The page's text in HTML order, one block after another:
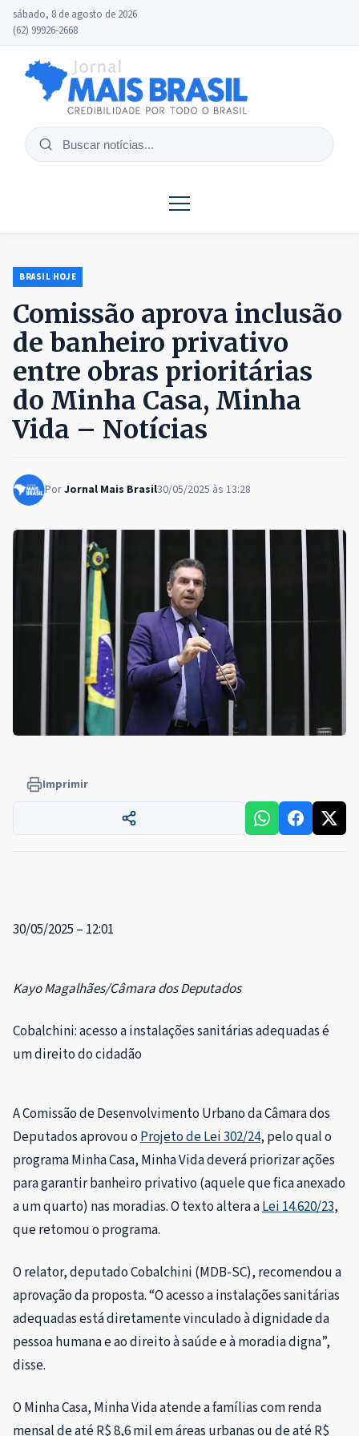
sábado, 8 de agosto de 2026
(62) 99926-2668
Buscar
BRASIL HOJE
Comissão aprova inclusão
de banheiro privativo
entre obras prioritárias
do Minha Casa, Minha
Vida – Notícias
PorJornal Mais Brasil30/05/2025 às 13:28
Imprimir
30/05/2025 – 12:01
Kayo Magalhães/Câmara dos Deputados
Cobalchini: acesso a instalações sanitárias adequadas é
um direito do cidadão
A Comissão de Desenvolvimento Urbano da Câmara dos
Deputados aprovou o Projeto de Lei 302/24, pelo qual o
programa Minha Casa, Minha Vida deverá priorizar ações
para garantir banheiro privativo (aquele que fica anexado
a um quarto) nas moradias. O texto altera aLei 14.620/23,
que retomou o programa.
O relator, deputado Cobalchini (MDB-SC), recomendou a
aprovação da proposta. “O acesso a instalações sanitárias
adequadas está diretamente vinculado à dignidade da
pessoa humana e ao direito à saúde e à moradia digna”,
disse.
O Minha Casa, Minha Vida atende a famílias com renda
mensal de até R$ 8,6 mil em áreas urbanas ou de até R$